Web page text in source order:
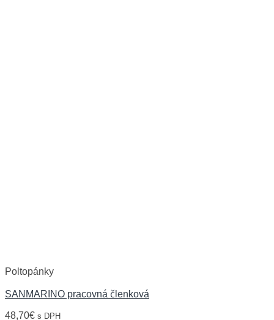
Poltopánky
SANMARINO pracovná členková
48,70€ s DPH